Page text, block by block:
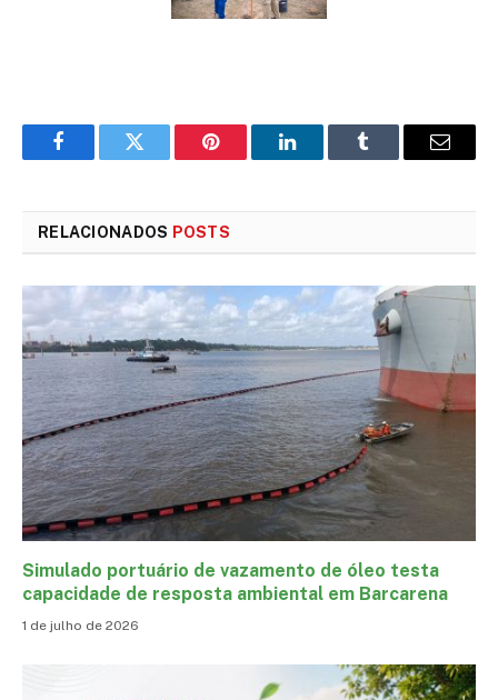
FacebookTwitter Pinterest LinkedInTumblr
E-
RELACIONADOS POSTS
Simulado portuário de vazamento de óleo testa
capacidade de resposta ambiental em Barcarena
1 de julho de 2026